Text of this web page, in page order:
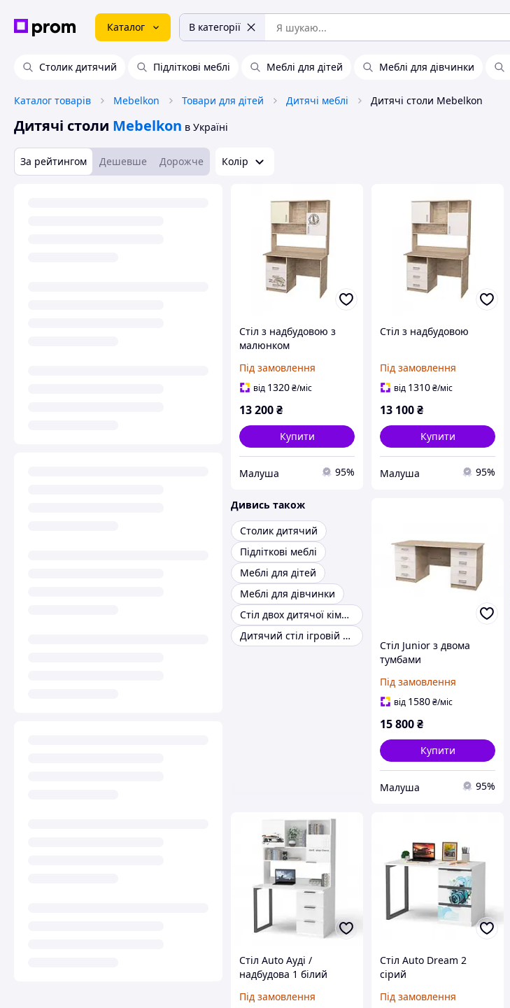
Каталог В категорії
Столик дитячий Підліткові меблі Меблі для дітей Меблі для дівчинки
Каталог товарів Mebelkon Товари для дітей Дитячі меблі Дитячі столи Mebelkon
Дитячі столи Mebelkon в Україні
За рейтингом Дешевше Дорожче Колір
Стіл з надбудовою з
малюнком
Під замовлення
від 1320₴/міс
13 200₴
Купити
Малуша 95%
Стіл з надбудовою
Під замовлення
від 1310₴/міс
13 100₴
Купити
Малуша 95%
Дивись також
Столик дитячий
Підліткові меблі
Меблі для дітей
Меблі для дівчинки
Стіл двох дитячої кімнаті
Дитячий стіл ігровій кімнаті
Стіл Junior з двома
тумбами
Під замовлення
від 1580₴/міс
15 800₴
Купити
Малуша 95%
Стіл Auto Ауді /
надбудова 1 білий
Під замовлення
Стіл Auto Dream 2
сірий
Під замовлення